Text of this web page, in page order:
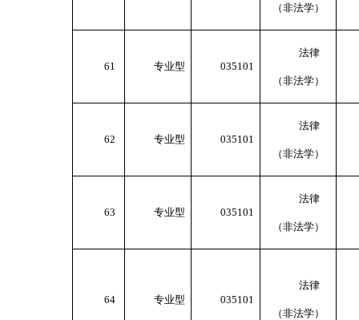
（非法学）
61 专业型 035101
法律
（非法学）
62 专业型 035101
法律
（非法学）
63 专业型 035101
法律
（非法学）
64 专业型 035101
法律
（非法学）